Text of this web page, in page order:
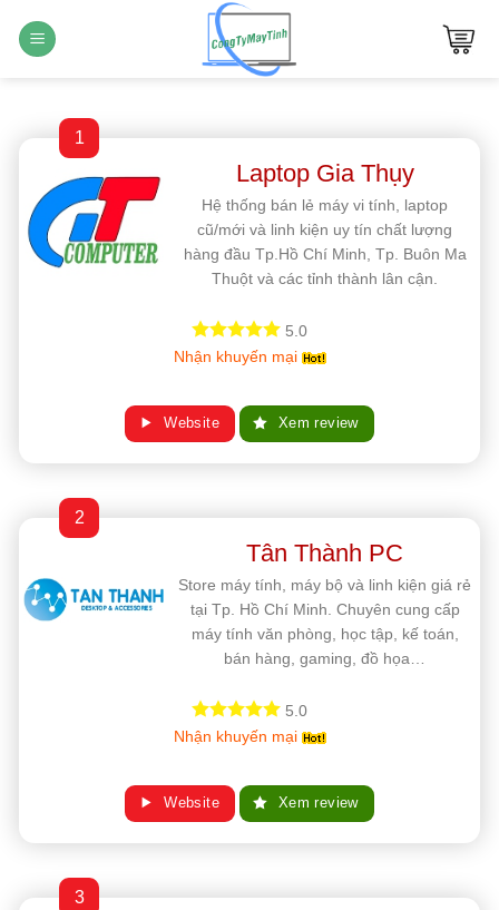
qua
1
Laptop Gia Thụy
Hệ thống bán lẻ máy vi tính, laptop
cũ/mới và linh kiện uy tín chất lượng
hàng đầu Tp.Hồ Chí Minh, Tp. Buôn Ma
Thuột và các tỉnh thành lân cận.
5.0
Nhận khuyến mại
Website Xem review
2
Tân Thành PC
Store máy tính, máy bộ và linh kiện giá rẻ
tại Tp. Hồ Chí Minh. Chuyên cung cấp
máy tính văn phòng, học tập, kế toán,
bán hàng, gaming, đồ họa…
5.0
Nhận khuyến mại
Website Xem review
3